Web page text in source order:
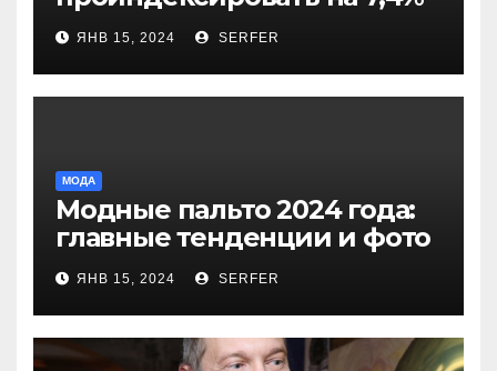
более 40 выплат и
компенсаций
ЯНВ 15, 2024 SERFER
МОДА
Модные пальто 2024 года:
главные тенденции и фото
новинок
ЯНВ 15, 2024 SERFER